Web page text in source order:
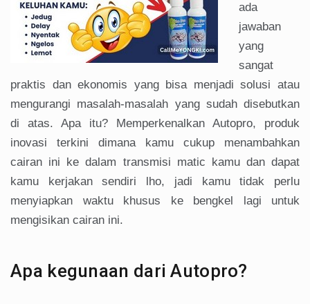
ada
jawaban
yang
sangat
praktis dan ekonomis yang bisa menjadi solusi atau
mengurangi masalah-masalah yang sudah disebutkan
di atas. Apa itu? Memperkenalkan Autopro, produk
inovasi terkini dimana kamu cukup menambahkan
cairan ini ke dalam transmisi matic kamu dan dapat
kamu kerjakan sendiri lho, jadi kamu tidak perlu
menyiapkan waktu khusus ke bengkel lagi untuk
mengisikan cairan ini.
Apa kegunaan dari Autopro?